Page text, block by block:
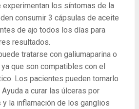
experimentan los síntomas de la
consumir 3 cápsulas de aceite
de ajo todos los días para
resultados.
tratarse con galiumaparina o
que son compatibles con el
Los pacientes pueden tomarlo
a curar las úlceras por
la inflamación de los ganglios